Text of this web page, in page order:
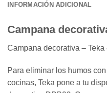
INFORMACIÓN ADICIONAL
Campana
Campana decorativa –
Para eliminar los humos
cocinas, Teka pone a tu